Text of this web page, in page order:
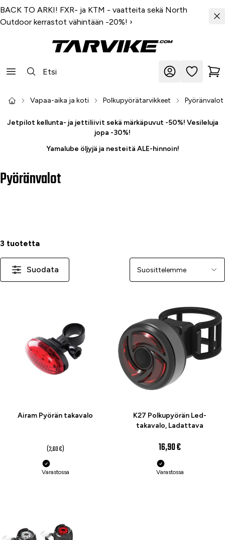
BACK TO ARKI! FXR- ja KTM - vaatteita sekä North
Outdoor kerrastot vähintään -20%! ›
Vapaa-aika ja koti Polkupyörätarvikkeet Pyöränvalot
Jetpilot kellunta- ja jettiliivit sekä märkäpuvut -50%! Vesileluja
jopa -30%!
Yamalube öljyjä ja nesteitä ALE-hinnoin!
Pyöränvalot
3 tuotetta
Suodata Järjestä
Airam Pyörän takavalo
(2,60 €)
Varastossa
K27 Polkupyörän Led-
takavalo, Ladattava
16,90 €
Varastossa